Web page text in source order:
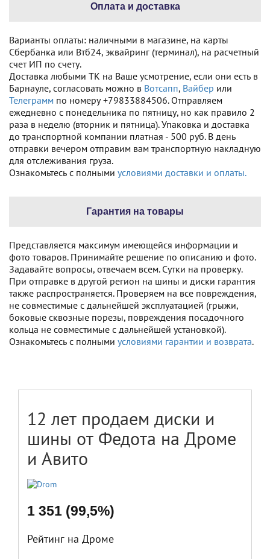
Оплата и доставка
Варианты оплаты: наличными в магазине, на карты
Сбербанка или Втб24, эквайринг (терминал), на расчетный
счет ИП по счету.
Доставка любыми ТК на Ваше усмотрение, если они есть в
Барнауле, согласовать можно в Вотсапп, Вайбер или
Телеграмм по номеру +79833884506. Отправляем
ежедневно с понедельника по пятницу, но как правило 2
раза в неделю (вторник и пятница). Упаковка и доставка
до транспортной компании платная - 500 руб. В день
отправки вечером отправим вам транспортную накладную
для отслеживания груза.
Ознакомьтесь с полными условиями доставки и оплаты.
Гарантия на товары
Представляется максимум имеющейся информации и
фото товаров. Принимайте решение по описанию и фото.
Задавайте вопросы, отвечаем всем. Сутки на проверку.
При отправке в другой регион на шины и диски гарантия
также распространяется. Проверяем на все повреждения,
не совместимые с дальнейшей эксплуатацией (грыжи,
боковые сквозные порезы, повреждения посадочного
кольца не совместимые с дальнейшей установкой).
Ознакомьтесь с полными условиями гарантии и возврата.
12 лет продаем диски и
шины от Федота на Дроме
и Авито
1 351 (99,5%)
Рейтинг на Дроме